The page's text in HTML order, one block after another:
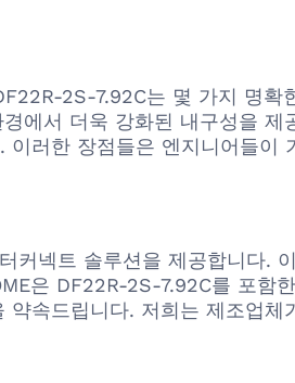
2S-7.92C는 몇 가지 명확
에서 더욱 강화된 내구성을 제
러한 장점들은 엔지니어들이
커넥트 솔루션을 제공합니다.
은 DF22R-2S-7.92C를 포함
속드립니다. 저희는 제조업체